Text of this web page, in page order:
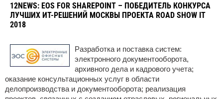
12NEWS: EOS FOR SHAREPOINT – ПОБЕДИТЕЛЬ КОНКУРСА
ЛУЧШИХ ИТ-РЕШЕНИЙ МОСКВЫ ПРОЕКТА ROAD SHOW IT
2018
Разработка и поставка систем:
электронного документооборота,
архивного дела и кадрового учета;
оказание консультационных услуг в области
делопроизводства и документооборота; реализация